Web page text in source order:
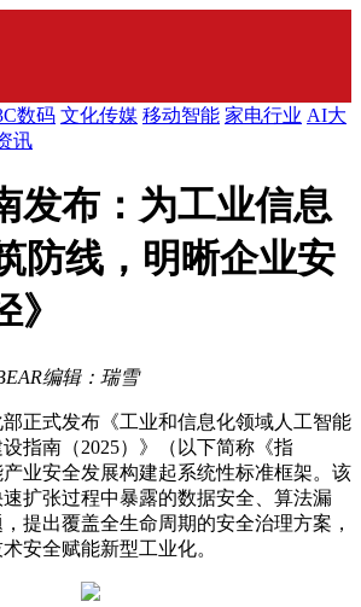
数码 文化传媒 移动智能 家电行业 AI大
讯
发布：为工业信息
防线，明晰企业安
编辑：瑞雪
正式发布《工业和信息化领域人工智能
指南（2025）》（以下简称《指
业安全发展构建起系统性标准框架。该
扩张过程中暴露的数据安全、算法漏
提出覆盖全生命周期的安全治理方案，
安全赋能新型工业化。